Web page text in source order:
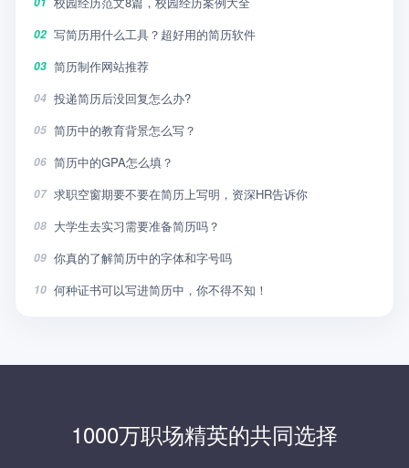
02 写简历用什么工具？超好用的简历软件
03 简历制作网站推荐
04 投递简历后没回复怎么办?
05 简历中的教育背景怎么写？
06 简历中的GPA怎么填？
07 求职空窗期要不要在简历上写明，资深HR告诉你
08 大学生去实习需要准备简历吗？
09 你真的了解简历中的字体和字号吗
10 何种证书可以写进简历中，你不得不知！
1000万职场精英的共同选择